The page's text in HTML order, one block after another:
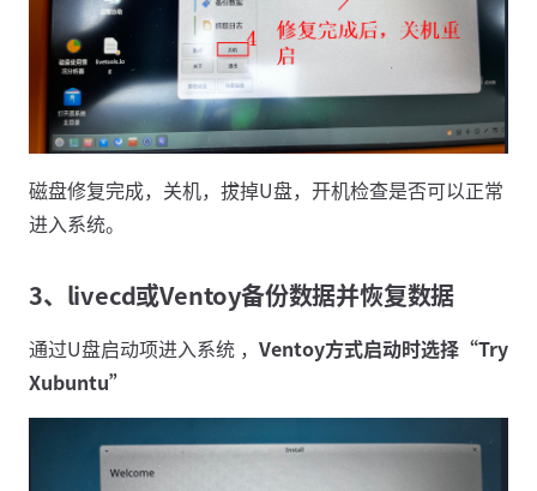
磁盘修复完成，关机，拔掉U盘，开机检查是否可以正常
进入系统。
3、livecd或Ventoy备份数据并恢复数据
通过U盘启动项进入系统 ， Ventoy方式启动时选择“Try
Xubuntu”